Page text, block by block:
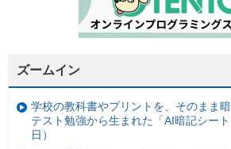
ズームイン
学校の教科書やプリントを、そのまま
テスト勉強から生まれた「AI暗記シー
日）